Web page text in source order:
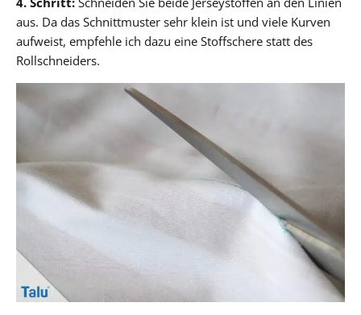
aus. Da das Schnittmuster sehr klein ist und viele Kurven
aufweist, empfehle ich dazu eine Stoffschere statt des
Rollschneiders.